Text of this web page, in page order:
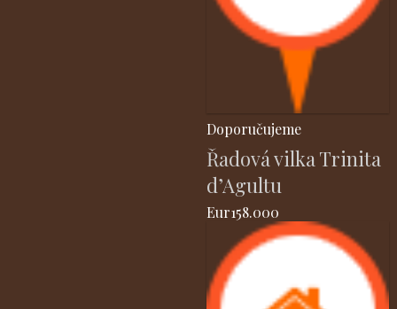
Doporučujeme
Řadová vilka Trinita
d’Agultu
Eur158.000